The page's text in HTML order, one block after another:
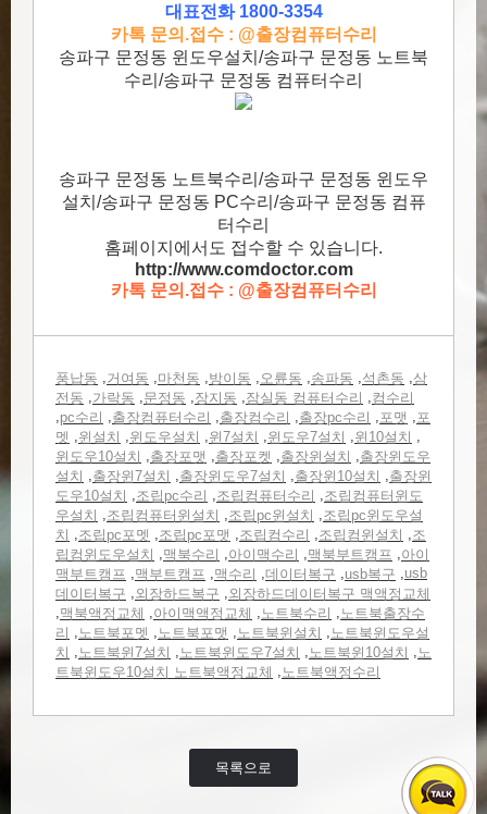
대표전화 1800-3354
카톡 문의.접수 : @출장컴퓨터수리
송파구 문정동 윈도우설치/송파구 문정동 노트북
수리/송파구 문정동 컴퓨터수리
송파구 문정동 노트북수리/송파구 문정동 윈도우
설치/송파구 문정동 PC수리/송파구 문정동 컴퓨
터수리
홈페이지에서도 접수할 수 있습니다.
http://www.comdoctor.com
카톡 문의.접수 : @출장컴퓨터수리
풍납동 ,거여동 ,마천동 ,방이동 ,오륜동 ,송파동 ,석촌동 ,삼
전동 ,가락동 ,문정동 ,장지동 ,잠실동 컴퓨터수리 ,컴수리
,pc수리 ,출장컴퓨터수리 ,출장컴수리 ,출장pc수리 ,포맷 ,포
멧 ,윈설치 ,윈도우설치 ,윈7설치 ,윈도우7설치 ,윈10설치 ,
윈도우10설치 ,출장포맷 ,출장포켓 ,출장윈설치 ,출장윈도우
설치 ,출장윈7설치 ,출장윈도우7설치 ,출장윈10설치 ,출장윈
도우10설치 ,조립pc수리 ,조립컴퓨터수리 ,조립컴퓨터윈도
우설치 ,조립컴퓨터윈설치 ,조립pc윈설치 ,조립pc윈도우설
치 ,조립pc포멧 ,조립pc포맷 ,조립컴수리 ,조립컴윈설치 ,조
립컴윈도우설치 ,맥북수리 ,아이맥수리 ,맥북부트캠프 ,아이
맥부트캠프 ,맥부트캠프 ,맥수리 ,데이터복구 ,usb복구 ,usb
데이터복구 ,외장하드복구 ,외장하드데이터복구 맥액정교체
,맥북액정교체 ,아이맥액정교체 ,노트북수리 ,노트북출장수
리 ,노트북포멧 ,노트북포맷 ,노트북윈설치 ,노트북윈도우설
치 ,노트북윈7설치 ,노트북윈도우7설치 ,노트북윈10설치 ,노
트북윈도우10설치 노트북액정교체 ,노트북액정수리
목록으로